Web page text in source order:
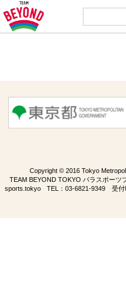
Copyright © 2016 Tokyo
TEAM BEYOND TOKYO パラスポーツ
sports.tokyoTEL： 03-6821-9349受付